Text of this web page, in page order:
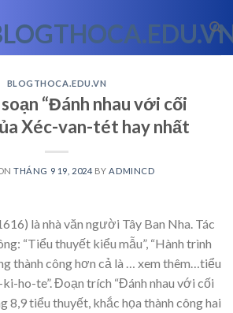
BLOGTHOCA.EDU.VN
“Đánh nhau với cối
Xéc-van-tét hay nhất
THÁNG 9 19, 2024 BY ADMINCD
là nhà văn người Tây Ban Nha. Tác
“Tiểu thuyết kiểu mẫu”, “Hành trình
thành công hơn cả là
… xem thêm… tiểu
ho-te”. Đoạn trích “Đánh nhau với cối
8,9 tiểu thuyết, khắc họa thành công hai